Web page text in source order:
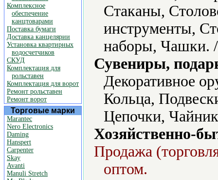
Комплексное
обеспечение
канцтоварами
Поставка бумаги
Доставка канцелярии
Установка квартирных
водосчетчиков
СКУД
Комплектация для
рольставен
Комплектация для ворот
Ремонт рольставен
Ремонт ворот
Торговые марки
Marantec
Nero Electronics
Daming
Hanspert
Carpenter
Skay
Avanti
Manuli Stretch
Стаканы,
инструменты,
наборы, Чашки.
Сувениры,
Декоративное
Кольца,
Цепочки,
Хозяйственно-
Продажа
оптом.